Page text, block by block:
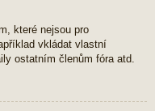
které nejsou pro
vkládat vlastní
ostatním členům fóra atd.